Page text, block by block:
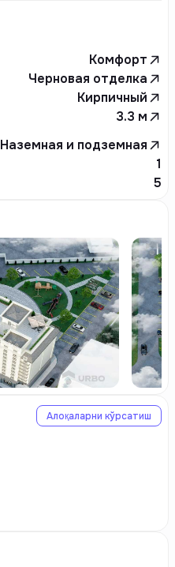
Комфорт
Черновая отделка
Кирпичный
3.3 м
Наземная и подземная
1
5
Алоқаларни кўрсатиш